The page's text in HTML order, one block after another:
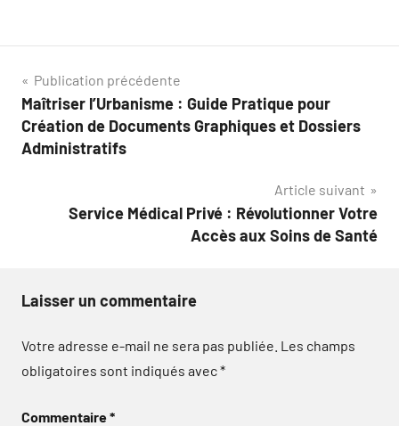
Navigation
de
l’article
Publication précédente
Maîtriser l’Urbanisme : Guide Pratique pour
Création de Documents Graphiques et Dossiers
Administratifs
Article suivant
Service Médical Privé : Révolutionner Votre
Accès aux Soins de Santé
Laisser un commentaire
Votre adresse e-mail ne sera pas publiée. Les champs
obligatoires sont indiqués avec*
Commentaire*